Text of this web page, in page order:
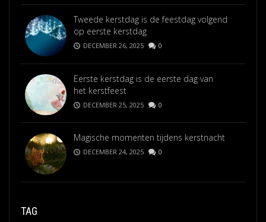
Tweede kerstdag is de feestdag volgend
op eerste kerstdag
DECEMBER 26, 2025 0
Eerste kerstdag is de eerste dag van
het kerstfeest
DECEMBER 25, 2025 0
Magische momenten tijdens kerstnacht
DECEMBER 24, 2025 0
TAG